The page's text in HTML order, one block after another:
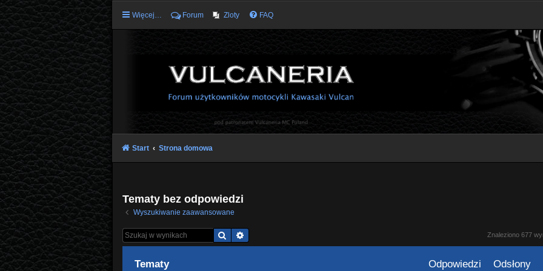
Więcej… Forum Zloty FAQ
Start Strona domowa
Tematy bez odpowiedzi
Wyszukiwanie zaawansowane
Szukaj Znaleziono 677
Tematy Odpowiedzi Odsłony